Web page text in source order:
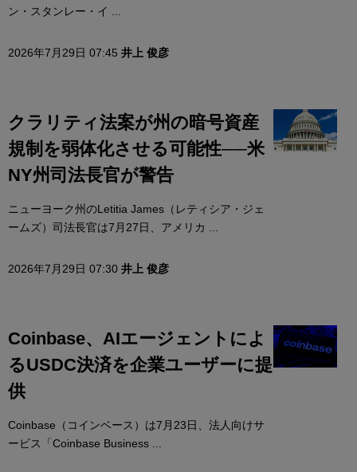
ン・スタンレー・イ ...
2026年7月29日 07:45 井上 俊彦
クラリティ法案が州の暗号資産
規制を弱体化させる可能性──米
NY州司法長官が警告
ニューヨーク州のLetitia James（レティシア・ジェ
ームズ）司法長官は7月27日、アメリカ ...
2026年7月29日 07:30 井上 俊彦
Coinbase、AIエージェントによ
るUSDC決済を企業ユーザーに提
供
Coinbase（コインベース）は7月23日、法人向けサ
ービス「Coinbase Business ...